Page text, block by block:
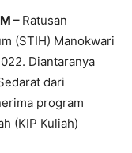
– Ratusan
(STIH) Manokwari
Diantaranya
dari
program
(KIP Kuliah)